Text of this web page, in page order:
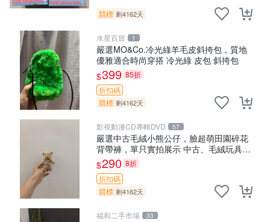
競標 剩4162天
水星百貨 1
嚴選MO&Co.冷光綠羊毛皮斜挎包，質地
優雅適合時尚穿搭 冷光綠 皮包 斜挎包
$399 85折
折扣碼
競標 剩4162天
影視動漫CD專輯DVD 57
嚴選中古毛絨小熊公仔，臉超萌田園碎花
背帶褲，單只實拍展示 中古、毛絨玩具、
玩偶
$290 8折
折扣碼
競標 剩4162天
福和二手市場 33